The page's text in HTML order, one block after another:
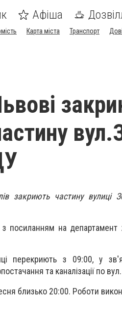
Афіша
Карта міста Транспорт
закриють частину вулиці
на департамент
перекриють з 09:00, у
та каналізації по
близько 20:00. Роботи